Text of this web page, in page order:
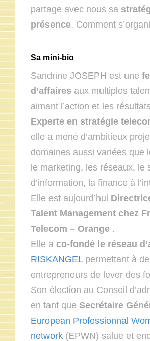
partage avec nous sa
présence. Comment
Sa mini-bio
Sandrine JOSEPH est une
d’affaires aux multiples
aimant l’action et les
Experte en stratégie
elle a mené d’ambitieux
domaines aussi variées que
le marketing, les réseaux, le
d’information, la finance à
Elle est aujourd’hui
Talent Management chez
Telecom – Orange .
Elle a co-fondé le réseau
RISKANGELpermettant à
entrepreneurs de lever des
Son élection au Conseil
en tant que Secrétaire
European Professionnal
network (EPWN) salue et